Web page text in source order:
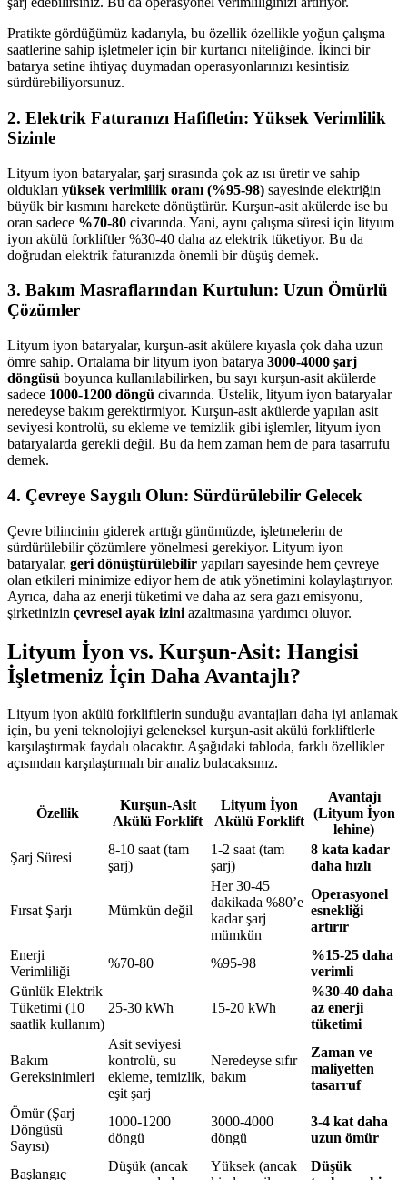
Pratikte gördüğümüz kadarıyla, bu özellik özellikle yoğun çalışma
saatlerine sahip işletmeler için bir kurtarıcı niteliğinde. İkinci bir
batarya setine ihtiyaç duymadan operasyonlarınızı kesintisiz
sürdürebiliyorsunuz.
2. Elektrik Faturanızı Hafifletin: Yüksek Verimlilik
Sizinle
Lityum iyon bataryalar, şarj sırasında çok az ısı üretir ve sahip
oldukları yüksek verimlilik oranı (%95-98) sayesinde elektriğin
büyük bir kısmını harekete dönüştürür. Kurşun-asit akülerde ise bu
oran sadece %70-80 civarında. Yani, aynı çalışma süresi için lityum
iyon akülü forkliftler %30-40 daha az elektrik tüketiyor. Bu da
doğrudan elektrik faturanızda önemli bir düşüş demek.
3. Bakım Masraflarından Kurtulun: Uzun Ömürlü
Çözümler
Lityum iyon bataryalar, kurşun-asit akülere kıyasla çok daha uzun
ömre sahip. Ortalama bir lityum iyon batarya 3000-4000 şarj
döngüsü boyunca kullanılabilirken, bu sayı kurşun-asit akülerde
sadece 1000-1200 döngü civarında. Üstelik, lityum iyon bataryalar
neredeyse bakım gerektirmiyor. Kurşun-asit akülerde yapılan asit
seviyesi kontrolü, su ekleme ve temizlik gibi işlemler, lityum iyon
bataryalarda gerekli değil. Bu da hem zaman hem de para tasarrufu
demek.
4. Çevreye Saygılı Olun: Sürdürülebilir Gelecek
Çevre bilincinin giderek arttığı günümüzde, işletmelerin de
sürdürülebilir çözümlere yönelmesi gerekiyor. Lityum iyon
bataryalar, geri dönüştürülebilir yapıları sayesinde hem çevreye
olan etkileri minimize ediyor hem de atık yönetimini kolaylaştırıyor.
Ayrıca, daha az enerji tüketimi ve daha az sera gazı emisyonu,
şirketinizin çevresel ayak izini azaltmasına yardımcı oluyor.
Lityum İyon vs. Kurşun-Asit: Hangisi
İşletmeniz İçin Daha Avantajlı?
Lityum iyon akülü forkliftlerin sunduğu avantajları daha iyi anlamak
için, bu yeni teknolojiyi geleneksel kurşun-asit akülü forkliftlerle
karşılaştırmak faydalı olacaktır. Aşağıdaki tabloda, farklı özellikler
açısından karşılaştırmalı bir analiz bulacaksınız.
Özellik
Kurşun-Asit
Akülü Forklift
Lityum İyon
Akülü Forklift
Avantajı
(Lityum İyon
lehine)
Şarj Süresi
8-10 saat (tam
şarj)
1-2 saat (tam
şarj)
8 kata kadar
daha hızlı
Fırsat Şarjı Mümkün değil
Her 30-45
dakikada %80’e
kadar şarj
mümkün
Operasyonel
esnekliği
artırır
Enerji
Verimliliği
%70-80 %95-98
%15-25 daha
verimli
Günlük Elektrik
Tüketimi (10
saatlik kullanım)
25-30 kWh 15-20 kWh
%30-40 daha
az enerji
tüketimi
Bakım
Gereksinimleri
Asit seviyesi
kontrolü, su
ekleme, temizlik,
eşit şarj
Neredeyse sıfır
bakım
Zaman ve
maliyetten
tasarruf
Ömür (Şarj
Döngüsü
Sayısı)
1000-1200
döngü
3000-4000
döngü
3-4 kat daha
uzun ömür
Başlangıç
Düşük (ancak
Yüksek (ancak
Düşük